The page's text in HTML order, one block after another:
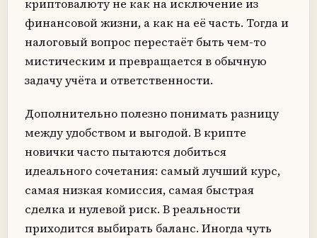
криптовалюту не как на исключение из
финансовой жизни, а как на её часть. Тогда и
налоговый вопрос перестаёт быть чем-то
мистическим и превращается в обычную
задачу учёта и ответственности.
Дополнительно полезно понимать разницу
между удобством и выгодой. В крипте
новички часто пытаются добиться
идеального сочетания: самый лучший курс,
самая низкая комиссия, самая быстрая
сделка и нулевой риск. В реальности
приходится выбирать баланс. Иногда чуть